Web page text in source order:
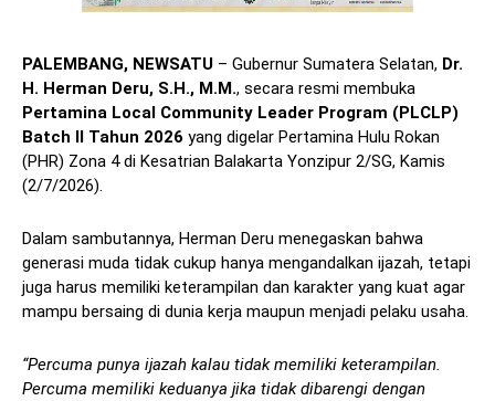
PALEMBANG, NEWSATU – Gubernur Sumatera Selatan, Dr.
H. Herman Deru, S.H., M.M., secara resmi membuka
Pertamina Local Community Leader Program (PLCLP)
Batch II Tahun 2026 yang digelar Pertamina Hulu Rokan
(PHR) Zona 4 di Kesatrian Balakarta Yonzipur 2/SG, Kamis
(2/7/2026).
Dalam sambutannya, Herman Deru menegaskan bahwa
generasi muda tidak cukup hanya mengandalkan ijazah, tetapi
juga harus memiliki keterampilan dan karakter yang kuat agar
mampu bersaing di dunia kerja maupun menjadi pelaku usaha.
“Percuma punya ijazah kalau tidak memiliki keterampilan.
Percuma memiliki keduanya jika tidak dibarengi dengan